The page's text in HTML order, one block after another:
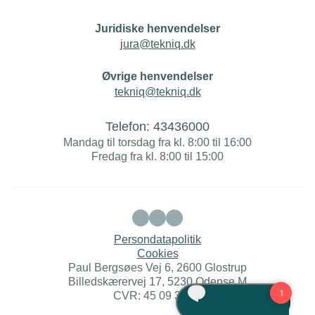
Juridiske henvendelser
jura@tekniq.dk
Øvrige henvendelser
tekniq@tekniq.dk
Telefon: 43436000
Mandag til torsdag fra kl. 8:00 til 16:00
Fredag fra kl. 8:00 til 15:00
Persondatapolitik
Cookies
Paul Bergsøes Vej 6, 2600 Glostrup
Billedskærervej 17, 5230 Odense M
CVR: 45 09 35 22